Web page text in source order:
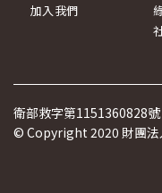
加入我們
衛部救字第1151360828號
© Copyright 2020 財團法